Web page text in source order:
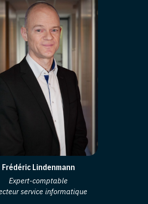
Frédéric Lindenmann
Expert-comptable
service informatique